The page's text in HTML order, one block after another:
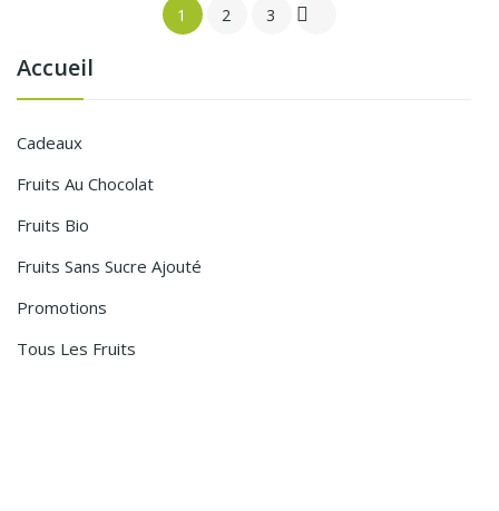
Accueil
Cadeaux
Fruits Au Chocolat
Fruits Bio
Fruits Sans Sucre Ajouté
Promotions
Tous Les Fruits
1 2 3 